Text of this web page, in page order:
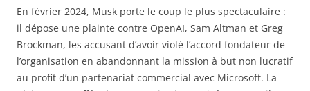
En février 2024, Musk porte le coup le plus spectaculaire :
il dépose une plainte contre OpenAI, Sam Altman et Greg
Brockman, les accusant d’avoir violé l’accord fondateur de
l’organisation en abandonnant la mission à but non lucratif
au profit d’un partenariat commercial avec Microsoft. La